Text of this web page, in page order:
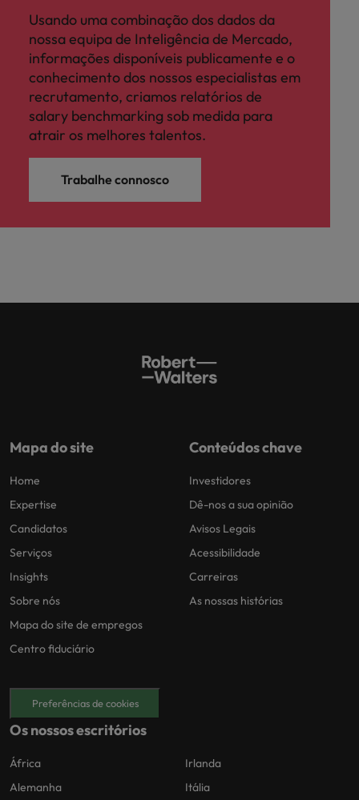
Usando uma combinação dos dados da
nossa equipa de Inteligência de Mercado,
informações disponíveis publicamente e o
conhecimento dos nossos especialistas em
recrutamento, criamos relatórios de
salary benchmarking sob medida para
atrair os melhores talentos.
Trabalhe connosco
Mapa do site
Home
Expertise
Candidatos
Serviços
Insights
Sobre nós
Mapa do site de empregos
Centro fiduciário
Conteúdos chave
Investidores
Dê-nos a sua opinião
Avisos Legais
Acessibilidade
Carreiras
As nossas histórias
Preferências de cookies
Os nossos escritórios
África
Alemanha
Irlanda
Itália